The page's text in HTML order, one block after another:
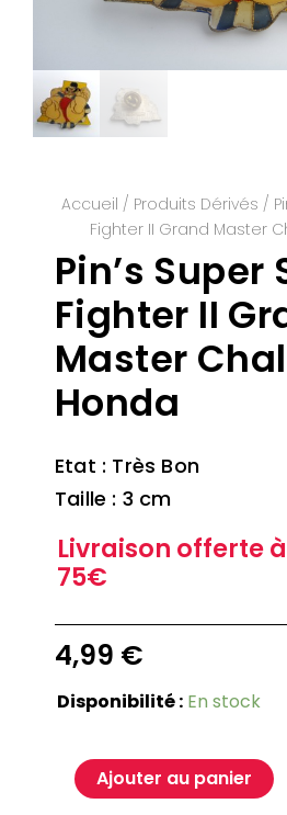
Accueil / Produits Dérivés /
Fighter II Grand Master
Pin’s Super
Fighter II
Master
Honda
Etat : Très Bon
Taille : 3 cm
Livraison offerte
75€
4,99 €
Disponibilité : En stock
Ajouter au panier